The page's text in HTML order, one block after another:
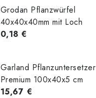
Grodan Pflanzwürfel
40x40x40mm mit Loch
0,18 €
Garland Pflanzuntersetzer
Premium 100x40x5 cm
15,67 €